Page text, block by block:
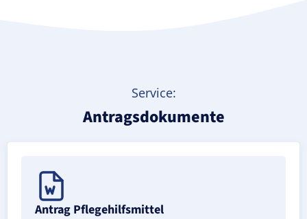
Service:
Antragsdokumente
Antrag Pflegehilfsmittel